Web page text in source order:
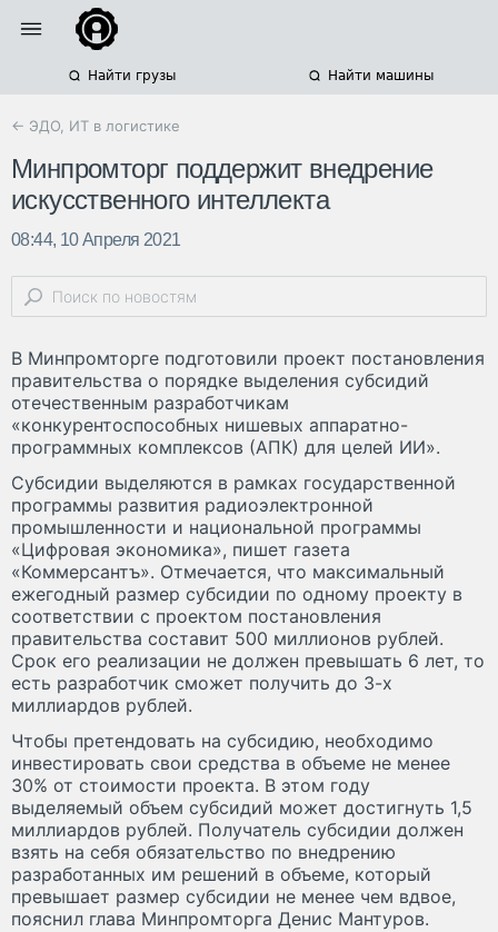
Найти грузы Найти машины
← ЭДО, ИТ в логистике
Минпромторг поддержит внедрение
искусственного интеллекта
08:44, 10 Апреля 2021
В Минпромторге подготовили проект постановления
правительства о порядке выделения субсидий
отечественным разработчикам
«конкурентоспособных нишевых аппаратно-
программных комплексов (АПК) для целей ИИ».
Субсидии выделяются в рамках государственной
программы развития радиоэлектронной
промышленности и национальной программы
«Цифровая экономика», пишет газета
«Коммерсантъ». Отмечается, что максимальный
ежегодный размер субсидии по одному проекту в
соответствии с проектом постановления
правительства составит 500 миллионов рублей.
Срок его реализации не должен превышать 6 лет, то
есть разработчик сможет получить до 3-х
миллиардов рублей.
Чтобы претендовать на субсидию, необходимо
инвестировать свои средства в объеме не менее
30% от стоимости проекта. В этом году
выделяемый объем субсидий может достигнуть 1,5
миллиардов рублей. Получатель субсидии должен
взять на себя обязательство по внедрению
разработанных им решений в объеме, который
превышает размер субсидии не менее чем вдвое,
пояснил глава Минпромторга Денис Мантуров.